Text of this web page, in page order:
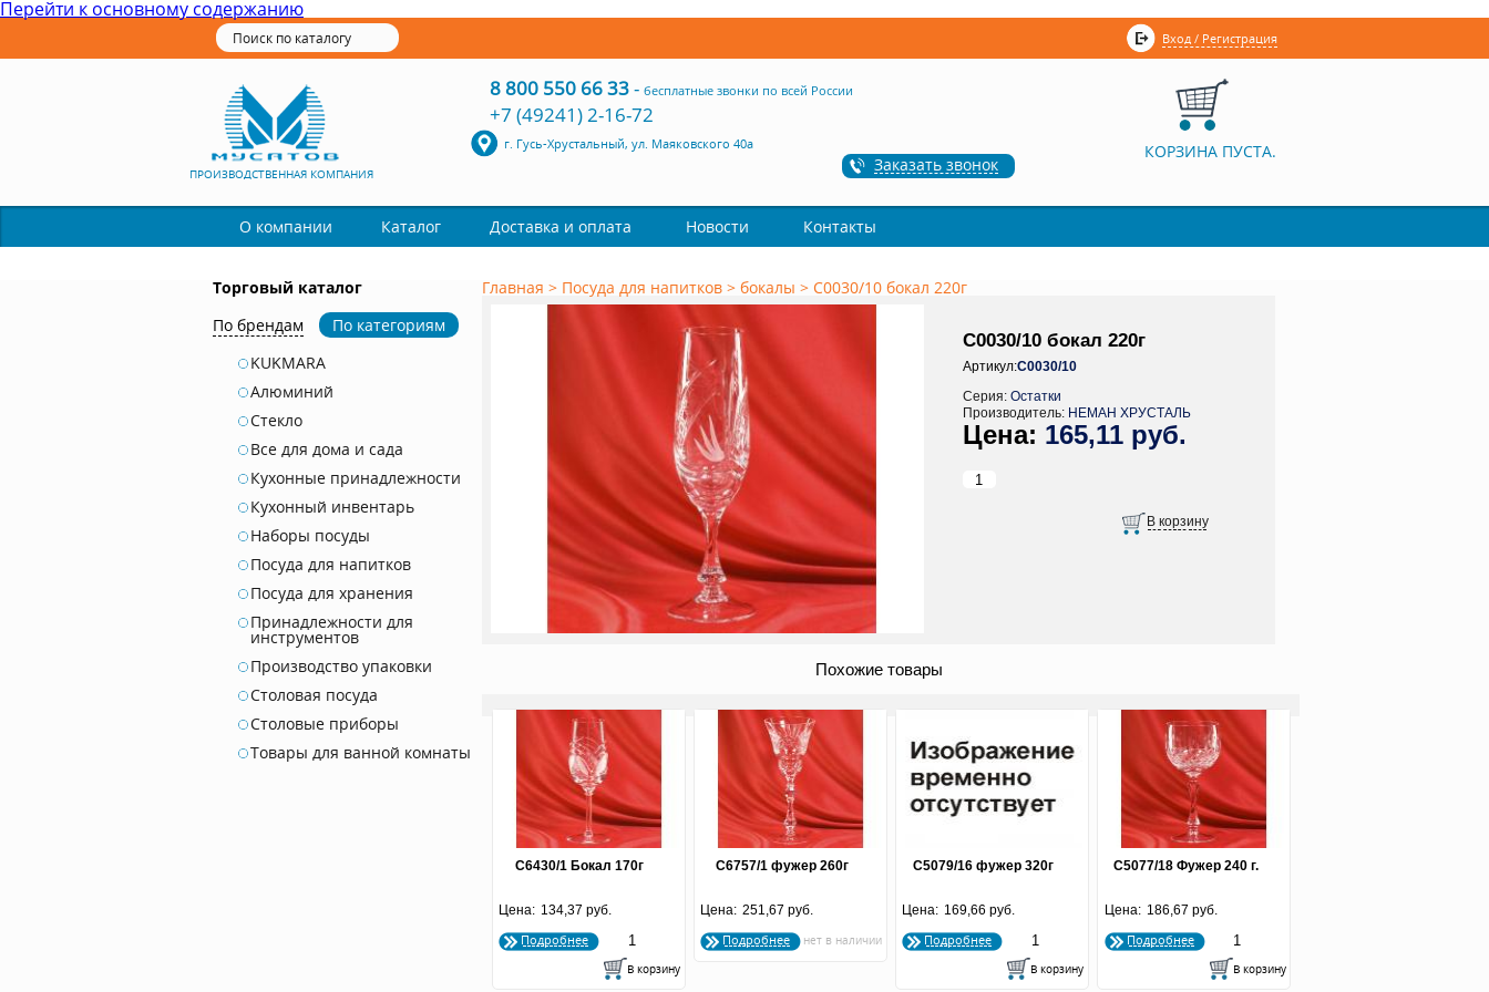
Перейти к основному содержанию
Вход / Регистрация
ПРОИЗВОДСТВЕННАЯ КОМПАНИЯ
8 800 550 66 33- бесплатные звонки по всей России
+7 (49241) 2-16-72
г. Гусь-Хрустальный, ул. Маяковского 40а
Заказать звонок
КОРЗИНА ПУСТА.
О компании Каталог Доставка и оплата Новости Контакты
Торговый каталог
По брендам
По категориям
KUKMARA
Алюминий
Стекло
Все для дома и сада
Кухонные принадлежности
Кухонный инвентарь
Наборы посуды
Посуда для напитков
Посуда для хранения
Принадлежности для
инструментов
Производство упаковки
Столовая посуда
Столовые приборы
Товары для ванной комнаты
Главная > Посуда для напитков > бокалы > С0030/10 бокал 220г
С0030/10 бокал 220г
Артикул:С0030/10
Серия: Остатки
Производитель: НЕМАН ХРУСТАЛЬ
165,11 руб.
Похожие товары
С6430/1 Бокал 170г
Цена: 134,37 руб.
Подробнее
С6757/1 фужер 260г
Цена: 251,67 руб.
Подробнее
С5079/16 фужер 320г
Цена: 169,66 руб.
Подробнее
С5077/18 Фужер 240 г.
Цена: 186,67 руб.
Подробнее